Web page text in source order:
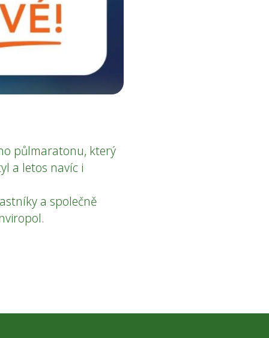
půlmaratonu, který
a letos navíc i
a společně